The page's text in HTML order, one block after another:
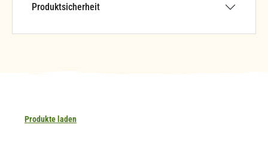
Produktsicherheit
Produkte laden